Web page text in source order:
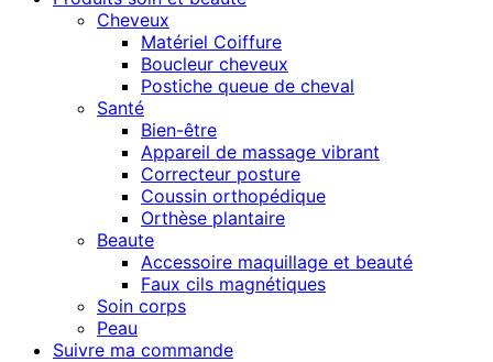
Cheveux
Matériel Coiffure
Boucleur cheveux
Postiche queue de cheval
Santé
Bien-être
Appareil de massage vibrant
Correcteur posture
Coussin orthopédique
Orthèse plantaire
Beaute
Accessoire maquillage et beauté
Faux cils magnétiques
Soin corps
Peau
Suivre ma commande